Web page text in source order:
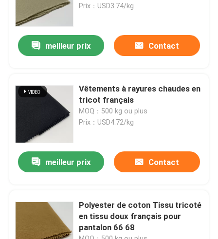
Contacts
Produits
Terry Fabric français
Tissu visqueux de toile
Tissu de laine polaire
Shell Fabric molle
Tissus de broderie en coton
Prix：USD3.74/kg
meilleur prix Contact
Vêtements à rayures chaudes en
tricot français
MOQ：500 kg ou plus
Prix：USD4.72/kg
meilleur prix Contact
Polyester de coton Tissu tricoté
en tissu doux français pour
pantalon 66 68